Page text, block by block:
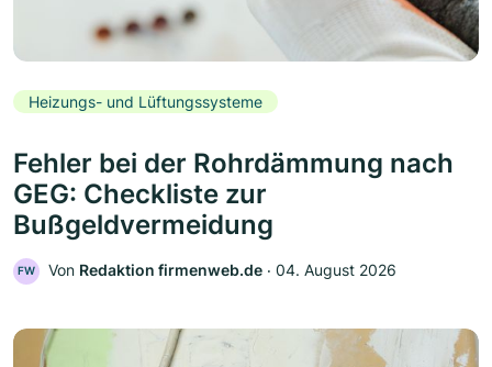
Heizungs- und Lüftungssysteme
Fehler bei der Rohrdämmung nach
GEG: Checkliste zur
Bußgeldvermeidung
FW Von Redaktion firmenweb.de ‧ 04. August 2026